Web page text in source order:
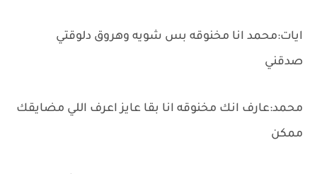
ايات:محمد انا مخنوقه بس شويه وهروق دلوقتي
صدقني
محمد:عارف انك مخنوقه انا بقا عايز اعرف اللي مضايقك
ممكن